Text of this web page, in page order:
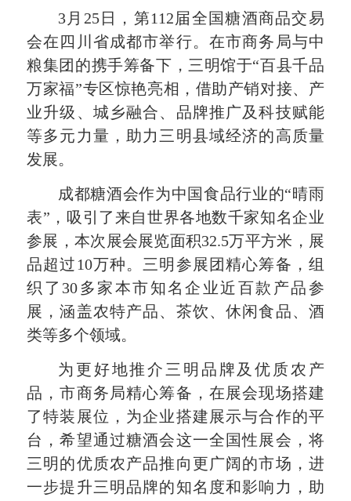
3月25日，第112届全国糖酒商品交易
会在四川省成都市举行。在市商务局与中
粮集团的携手筹备下，三明馆于“百县千品
万家福”专区惊艳亮相，借助产销对接、产
业升级、城乡融合、品牌推广及科技赋能
等多元力量，助力三明县域经济的高质量
发展。
成都糖酒会作为中国食品行业的“晴雨
表”，吸引了来自世界各地数千家知名企业
参展，本次展会展览面积32.5万平方米，展
品超过10万种。三明参展团精心筹备，组
织了30多家本市知名企业近百款产品参
展，涵盖农特产品、茶饮、休闲食品、酒
类等多个领域。
为更好地推介三明品牌及优质农产
品，市商务局精心筹备，在展会现场搭建
了特装展位，为企业搭建展示与合作的平
台，希望通过糖酒会这一全国性展会，将
三明的优质农产品推向更广阔的市场，进
一步提升三明品牌的知名度和影响力，助